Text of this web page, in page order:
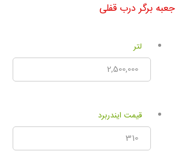
جعبه برگر درب قفلی
لتر
قیمت ایندربرد